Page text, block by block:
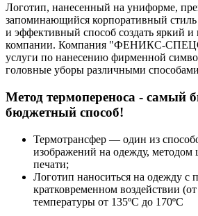
Логотип, нанесенный на униформе,
запоминающийся корпоративный
и эффективный способ создать яркий
компании. Компания "ФЕНИКС-
услуги по нанесению фирменной
головные уборы различными
Метод термопереноса - самый
бюджетный способ!
Термотрансфер — один из
изображений на одежду, методом
печати;
Логотип наноситься на одежду с
кратковременном воздействии
температуры от 135ºС до 170ºС